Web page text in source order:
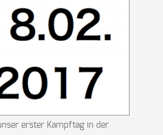
erster Kampftag in der